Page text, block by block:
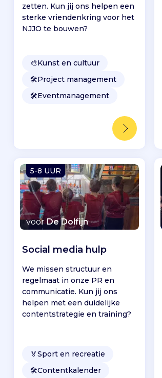
zetten. Kun jij ons helpen een
sterke vriendenkring voor het
NJJO te bouwen?
🎨Kunst en cultuur
🛠️Project management
🛠️Eventmanagement
5-8 UUR
voorDe Dolfijn
Social media hulp
We missen structuur en
regelmaat in onze PR en
communicatie. Kun jij ons
helpen met een duidelijke
contentstrategie en training?
🏅Sport en recreatie
🛠️Contentkalender